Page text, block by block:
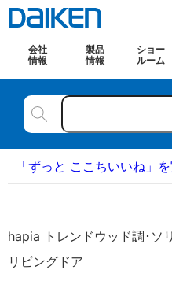
会社
情報
製品
情報
ショー
ルーム
「ずっと ここちいいね」
hapia トレンドウッド調･ソ
リビングドア